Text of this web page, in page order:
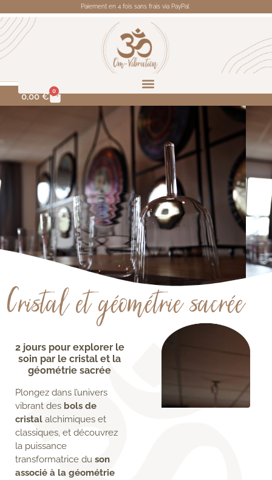
Paiement en 4 fois sans frais via PayPal
0,00€ 0
Cristal et géométrie sacrée
2 jours pour explorer le
soin par le cristal et la
géométrie sacrée
Plongez dans l’univers
vibrant des bols de
cristal alchimiques et
classiques, et découvrez
la puissance
transformatrice du son
associé à la géométrie